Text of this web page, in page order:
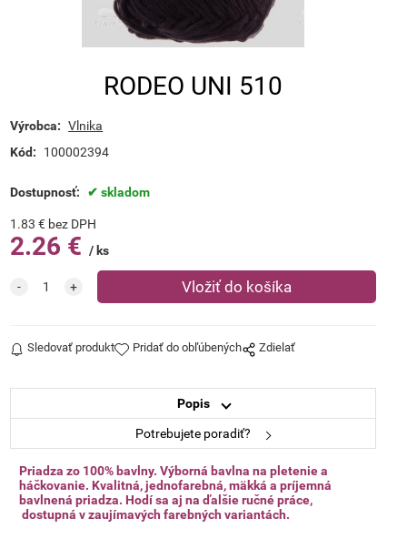
RODEO UNI 510
Výrobca: Vlnika
Kód:
100002394
Dostupnosť: skladom
1.83 € bez DPH
2.26 € ks
Sledovať produkt Pridať do obľúbených Zdielať
Popis
Potrebujete poradiť?
Priadza zo 100% bavlny. Výborná bavlna na pletenie a
háčkovanie. Kvalitná, jednofarebná, mäkká a príjemná
bavlnená priadza. Hodí sa aj na ďalšie ručné práce,
dostupná v zaujímavých farebných variantách.